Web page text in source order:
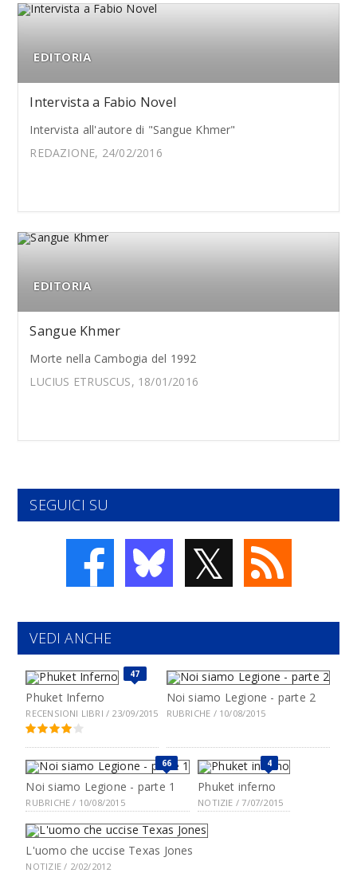
EDITORIA
Intervista a Fabio Novel
Intervista all'autore di "Sangue Khmer"
REDAZIONE, 24/02/2016
EDITORIA
Sangue Khmer
Morte nella Cambogia del 1992
LUCIUS ETRUSCUS, 18/01/2016
SEGUICI SU
𝕏
VEDI ANCHE
47
Phuket Inferno
RECENSIONI LIBRI / 23/09/2015
Noi siamo Legione - parte 2
RUBRICHE / 10/08/2015
66
Noi siamo Legione - parte 1
RUBRICHE / 10/08/2015
4
Phuket inferno
NOTIZIE / 7/07/2015
L'uomo che uccise Texas Jones
NOTIZIE / 2/02/2012